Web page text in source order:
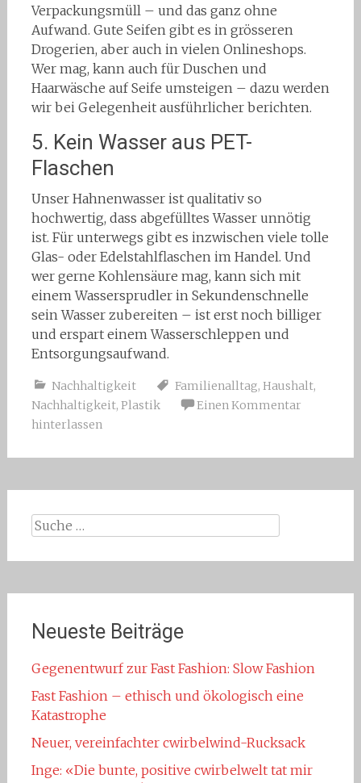
Verpackungsmüll – und das ganz ohne
Aufwand. Gute Seifen gibt es in grösseren
Drogerien, aber auch in vielen Onlineshops.
Wer mag, kann auch für Duschen und
Haarwäsche auf Seife umsteigen – dazu werden
wir bei Gelegenheit ausführlicher berichten.
5. Kein Wasser aus PET-
Flaschen
Unser Hahnenwasser ist qualitativ so
hochwertig, dass abgefülltes Wasser unnötig
ist. Für unterwegs gibt es inzwischen viele tolle
Glas- oder Edelstahlflaschen im Handel. Und
wer gerne Kohlensäure mag, kann sich mit
einem Wassersprudler in Sekundenschnelle
sein Wasser zubereiten – ist erst noch billiger
und erspart einem Wasserschleppen und
Entsorgungsaufwand.
Nachhaltigkeit Familienalltag, Haushalt,
Nachhaltigkeit, Plastik
Einen Kommentar
hinterlassen
Suche
Neueste Beiträge
Gegenentwurf zur Fast Fashion: Slow Fashion
Fast Fashion – ethisch und ökologisch eine
Katastrophe
Neuer, vereinfachter cwirbelwind-Rucksack
Inge: «Die bunte, positive cwirbelwelt tat mir